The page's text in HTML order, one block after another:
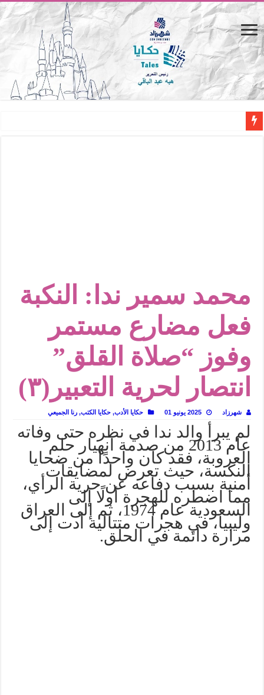
من «أرشيف ريبليكا» إلى «ساحر أوز».. رحلة بسمة ناجي مع الترجمة (الجزء الأول)
من مطابخ الأسواق لـ«الدليفري».. كيف طهت المدن قديماً طعامها؟
“الرحالة العرب واكتشاف أوروبا”.. قراءة جديدة لبدايات “الاستغراب”
عوالم منصورة عز الدين.. حين يصبح الزمن بطل الرواية
الطعام في الحضارة الإسلامية.. تاريخ يُقرأ بالنكهات
يوم شاهدت زينات صدقي على المسرح وسرحت!
من “عيش السرايا” إلى ذاكرة أم درمان.. حمور زيادة يغزل حكايات البسطاء
محمد سمير ندا: النكبة
فعل مضارع مستمر
وفوز “صلاة القلق”
انتصار لحرية التعبير(٣)
شهرزاد 2025 يونيو 01 حكايا الأدب,حكايا الكتب,رنا الجميعي
لم يبرأ والد ندا في نظره حتى وفاته
عام 2013 من صدمة انهيار حلم
العروبة، فقد كان واحدًا من ضحايا
النكسة، حيث تعرض لمضايقات
أمنية بسبب دفاعه عن حرية الرأي،
مما اضطره للهجرة أولًا إلى
السعودية عام 1974، ثم إلى العراق
وليبيا، في هجرات متتالية أدت إلى
مرارة دائمة في الحلق.